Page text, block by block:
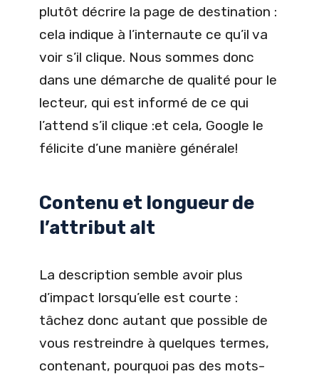
plutôt décrire la page de destination :
cela indique à l’internaute ce qu’il va
voir s’il clique. Nous sommes donc
dans une démarche de qualité pour le
lecteur, qui est informé de ce qui
l’attend s’il clique :et cela, Google le
félicite d’une manière générale!
Contenu et longueur de
l’attribut alt
La description semble avoir plus
d’impact lorsqu’elle est courte :
tâchez donc autant que possible de
vous restreindre à quelques termes,
contenant, pourquoi pas des mots-